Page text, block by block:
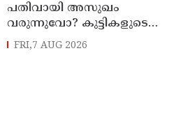
പതിവായി അസുഖം
വരുന്നുവോ? കുട്ടികളുടെ
പ്രതിരോധശേഷി കൂട്ടാൻ ഈ
ഭക്ഷണങ്ങൾ കൊടുക്കൂ
FRI,7 AUG 2026